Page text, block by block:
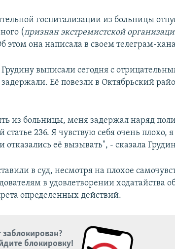
госпитализации из больницы
(признан экстремистской
этом она написала в своем телеграм-
выписали сегодня с
Её повезли в Октябрьский
из больницы, меня задержал наряд
статье 236. Я чувствую себя очень плохо,
её вызывать", - сказала
в суд, несмотря на плохое
в удовлетворении ходатайства
определенных действий.
заблокирован?
блокировку!